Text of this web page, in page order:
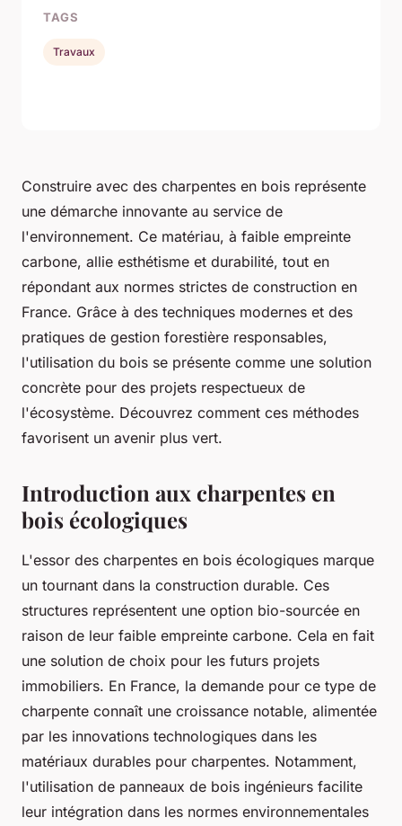
Construire avec des charpentes en bois représente
une démarche innovante au service de
l'environnement. Ce matériau, à faible empreinte
carbone, allie esthétisme et durabilité, tout en
répondant aux normes strictes de construction en
France. Grâce à des techniques modernes et des
pratiques de gestion forestière responsables,
l'utilisation du bois se présente comme une solution
concrète pour des projets respectueux de
l'écosystème. Découvrez comment ces méthodes
favorisent un avenir plus vert.
Introduction aux charpentes en
bois écologiques
L'essor des charpentes en bois écologiques marque
un tournant dans la construction durable. Ces
structures représentent une option bio-sourcée en
raison de leur faible empreinte carbone. Cela en fait
une solution de choix pour les futurs projets
immobiliers. En France, la demande pour ce type de
charpente connaît une croissance notable, alimentée
par les innovations technologiques dans les
matériaux durables pour charpentes. Notamment,
l'utilisation de panneaux de bois ingénieurs facilite
leur intégration dans les normes environnementales
TAGS
Travaux